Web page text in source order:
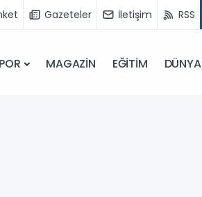
Gazeteler İletişim RSS
MAGAZİN EĞİTİM DÜNYA